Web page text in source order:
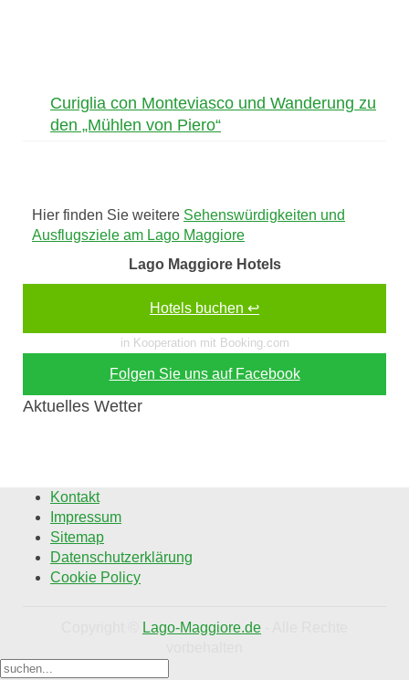
Curiglia con Monteviasco und Wanderung zu
den „Mühlen von Piero“
Hier finden Sie weitere Sehenswürdigkeiten und
Ausflugsziele am Lago Maggiore
Lago Maggiore Hotels
Hotels buchen ↩
in Kooperation mit Booking.com
Folgen Sie uns auf Facebook
Aktuelles Wetter
Kontakt
Impressum
Sitemap
Datenschutzerklärung
Cookie Policy
Lago-Maggiore.de